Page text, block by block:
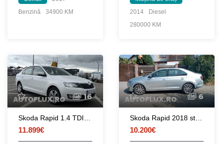
Benzină
34900 KM
2014
Diesel
280000 KM
16
11.899€
6
10.200€